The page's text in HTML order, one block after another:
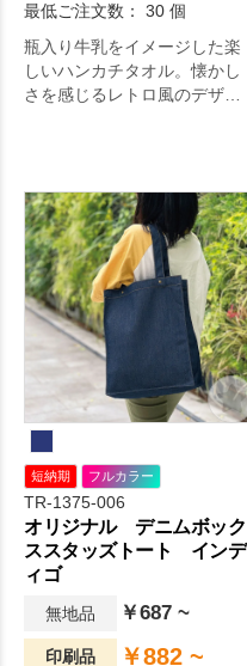
最低ご注文数： 30 個
瓶入り牛乳をイメージした楽
しいハンカチタオル。懐かし
さを感じるレトロ風のデザイ
短納期 フルカラー
TR-1375-006
オリジナル デニムボック
ススタッズトート インデ
ィゴ
無地品 ￥687 ~
印刷品 ￥882 ~